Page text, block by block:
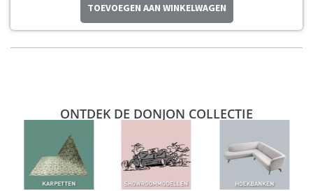
TOEVOEGEN AAN WINKELWAGEN
ONTDEK DE DONJON COLLECTIE